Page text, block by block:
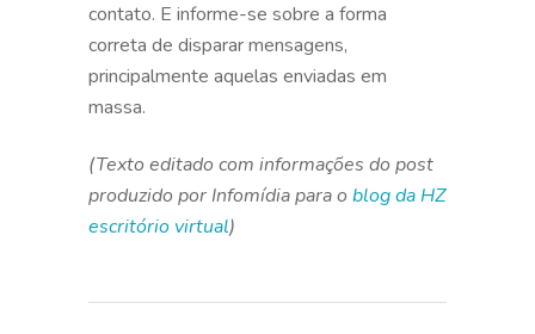
contato. E informe-se sobre a forma
correta de disparar mensagens,
principalmente aquelas enviadas em
massa.
(Texto editado com informações do post
produzido por Infomídia para o blog da HZ
escritório virtual)